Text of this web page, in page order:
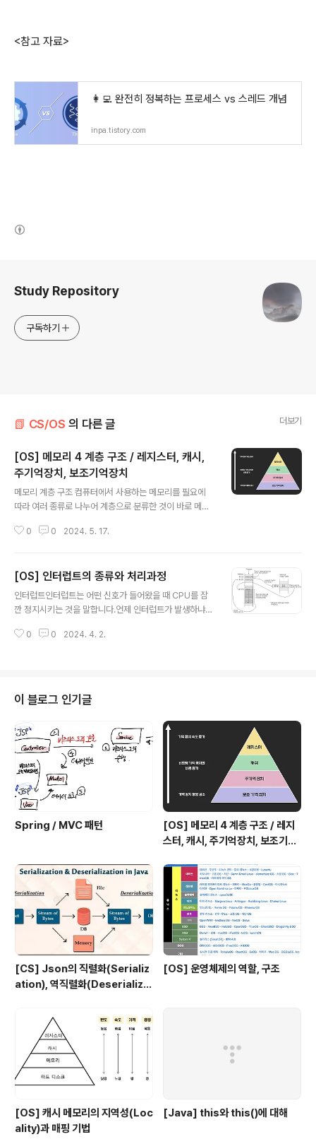
<참고 자료>
👩‍💻 ‍완전히 정복하는 프로세스 vs 스레드 개념
inpa.tistory.com
Study Repository
구독하기
📗 CS/OS 의 다른 글 더보기
[OS] 메모리 4 계층 구조 / 레지스터, 캐시,
주기억장치, 보조기억장치
메모리 계층 구조 컴퓨터에서 사용하는 메모리를 필요에
따라 여러 종류로 나누어 계층으로 분류한 것이 바로 메모
주 기억장치, 보조 기억장치로 나눌 수 있습니다. 하나씩 알
빠르게 접근할 수 있습니다. CPU 내에서 처리할 명령어나
연산에 사용되는 값들, 혹은 연산에 대한 결과를 일시적으
로 저장한다던지 등 컴퓨터에서 사용하는 주 기능을 관할
메모리 계층 중에서 가장 접근 속도가 빠르지만, 레지스터
0 0 2024. 5. 17.
[OS] 인터럽트의 종류와 처리과정
인터럽트인터럽트는 어떤 신호가 들어왔을 때 CPU를 잠
깐 정지시키는 것을 말합니다.언제 인터럽트가 발생하냐?
상황이 발생하여 처리가 필요한 경우 인터럽트가 발생합니
을 수행하라고 지시한다고 가정해 봅시다. CPU에서 지시
받은 연산을 수행하기 위해 명령어를 순차적으로 실행하는
과정 중 오류가 발생했을 때, CPU가 다른일을 처리하지 않
고 오류를 계속 붙잡고 있게 되면 효율이 낮아지겠죠?이와
같은 상황을 방지하기 위해 어떤 오류가 발생하면 오류에
맞는 인터럽트를 발생시켜 '인터럽트 핸들러'가 오류..
0 0 2024. 4. 2.
이 블로그 인기글
Spring / MVC 패턴
[OS] 메모리 4 계층 구조 / 레지
스터, 캐시, 주기억장치, 보조기억
[CS] Json의 직렬화(Serializ
ation), 역직렬화(Deserializa
[OS] 운영체제의 역할, 구조
[OS] 캐시 메모리의 지역성(Loc
ality)과 매핑 기법
[Java] this와 this()에 대해